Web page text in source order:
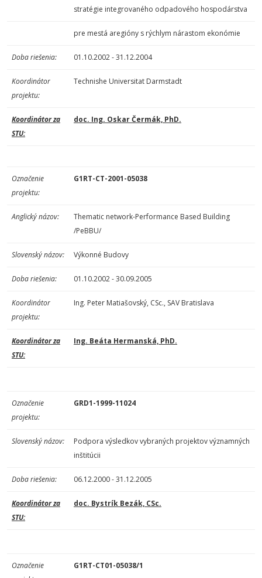
stratégie integrovaného odpadového hospodárstva
pre mestá aregióny s rýchlym nárastom ekonómie
Doba riešenia: 01.10.2002 - 31.12.2004
Koordinátor
projektu:
Technishe Universitat Darmstadt
Koordinátor za
STU:
doc. Ing. Oskar Čermák, PhD.
Označenie
projektu:
G1RT-CT-2001-05038
Anglický názov:
Thematic network-Performance Based Building
/PeBBU/
Slovenský názov: Výkonné Budovy
Doba riešenia: 01.10.2002 - 30.09.2005
Koordinátor
projektu:
Ing. Peter Matiašovský, CSc., SAV Bratislava
Koordinátor za
STU:
Ing. Beáta Hermanská, PhD.
Označenie
projektu:
GRD1-1999-11024
Slovenský názov:
Podpora výsledkov vybraných projektov významných
inštitúcii
Doba riešenia: 06.12.2000 - 31.12.2005
Koordinátor za
STU:
doc. Bystrík Bezák, CSc.
Označenie
G1RT-CT01-05038/1